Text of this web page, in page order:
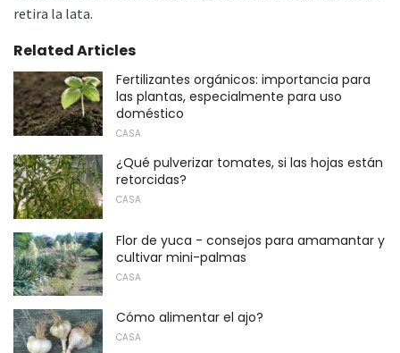
retira la lata.
Related Articles
Fertilizantes orgánicos: importancia para
las plantas, especialmente para uso
doméstico
CASA
¿Qué pulverizar tomates, si las hojas están
retorcidas?
CASA
Flor de yuca - consejos para amamantar y
cultivar mini-palmas
CASA
Cómo alimentar el ajo?
CASA